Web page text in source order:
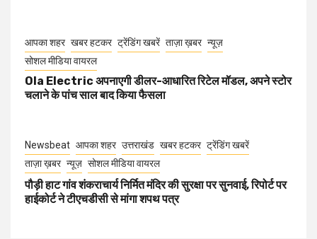
आपका शहर खबर हटकर ट्रेंडिंग खबरें ताज़ा ख़बर न्यूज़
सोशल मीडिया वायरल
Ola Electric अपनाएगी डीलर-आधारित रिटेल मॉडल, अपने स्टोर
चलाने के पांच साल बाद किया फैसला
Newsbeat आपका शहर उत्तराखंड खबर हटकर ट्रेंडिंग खबरें
ताज़ा ख़बर न्यूज़ सोशल मीडिया वायरल
पौड़ी हाट गांव शंकराचार्य निर्मित मंदिर की सुरक्षा पर सुनवाई, रिपोर्ट पर
हाईकोर्ट ने टीएचडीसी से मांगा शपथ पत्र